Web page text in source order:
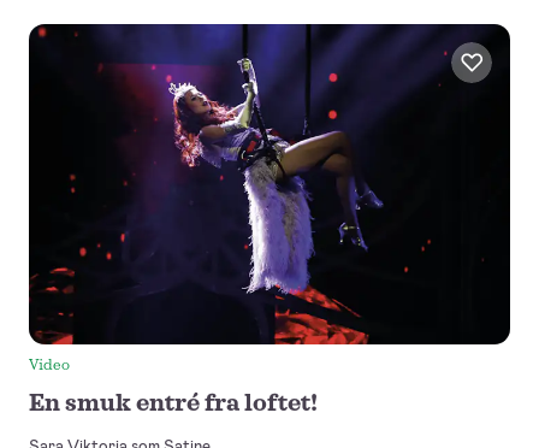
Video
En smuk entré fra loftet!